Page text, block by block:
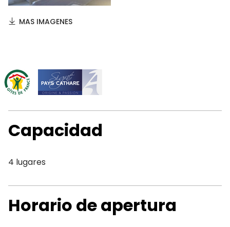
MAS IMAGENES
Capacidad
4 lugares
Horario de apertura